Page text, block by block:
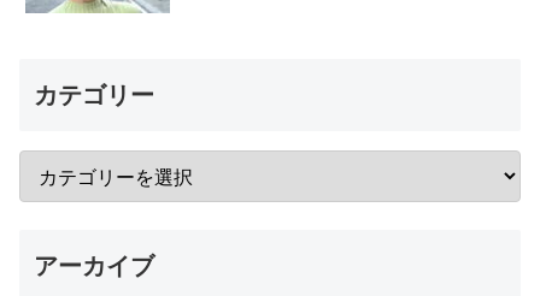
カテゴリー
アーカイブ